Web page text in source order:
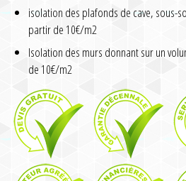
isolation des plafonds de cave, sous-
partir de 10€/m2
Isolation des murs donnant sur un
de 10€/m2